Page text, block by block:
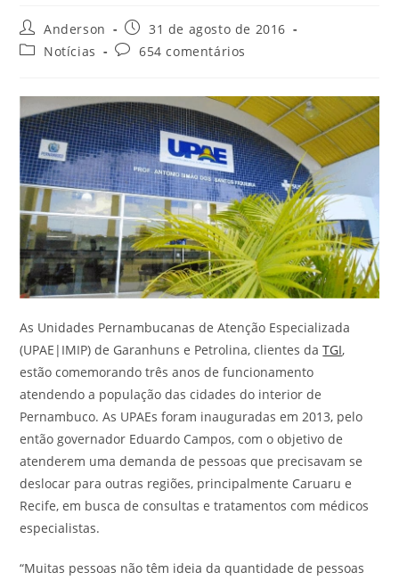
Anderson
31 de agosto de 2016
Notícias
654 comentários
As Unidades Pernambucanas de Atenção Especializada
(UPAE|IMIP) de Garanhuns e Petrolina, clientes daTGI,
estão comemorando três anos de funcionamento
atendendo a população das cidades do interior de
Pernambuco. As UPAEs foram inauguradas em 2013, pelo
então governador Eduardo Campos, com o objetivo de
atenderem uma demanda de pessoas que precisavam se
deslocar para outras regiões, principalmente Caruaru e
Recife, em busca de consultas e tratamentos com médicos
especialistas.
“Muitas pessoas não têm ideia da quantidade de pessoas